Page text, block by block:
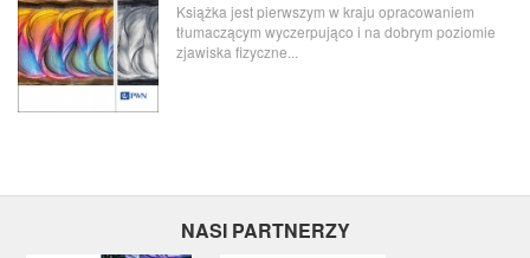
Książka jest pierwszym w kraju opracowaniem
tłumaczącym wyczerpująco i na dobrym poziomie
zjawiska fizyczne...
NASI PARTNERZY